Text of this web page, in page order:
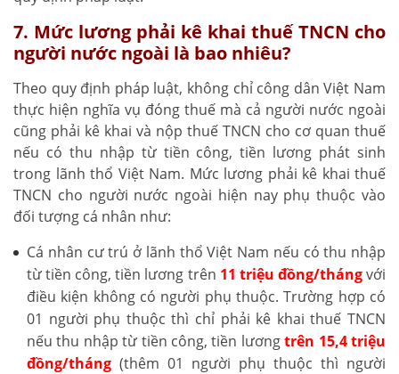
7. Mức lương phải kê khai thuế TNCN cho
người nước ngoài là bao nhiêu?
Theo quy định pháp luật, không chỉ công dân Việt Nam
thực hiện nghĩa vụ đóng thuế mà cả người nước ngoài
cũng phải kê khai và nộp thuế TNCN cho cơ quan thuế
nếu có thu nhập từ tiền công, tiền lương phát sinh
trong lãnh thổ Việt Nam. Mức lương phải kê khai thuế
TNCN cho người nước ngoài hiện nay phụ thuộc vào
đối tượng cá nhân như:
Cá nhân cư trú ở lãnh thổ Việt Nam nếu có thu nhập
từ tiền công, tiền lương trên 11 triệu đồng/thángvới
điều kiện không có người phụ thuộc. Trường hợp có
01 người phụ thuộc thì chỉ phải kê khai thuế TNCN
nếu thu nhập từ tiền công, tiền lươngtrên 15,4 triệu
đồng/tháng (thêm 01 người phụ thuộc thì người